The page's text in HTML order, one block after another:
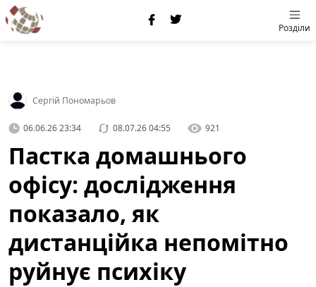
Розділи
Сергій Пономарьов
06.06.26 23:34 08.07.26 04:55 921
Пастка домашнього
офісу: дослідження
показало, як
дистанційка непомітно
руйнує психіку